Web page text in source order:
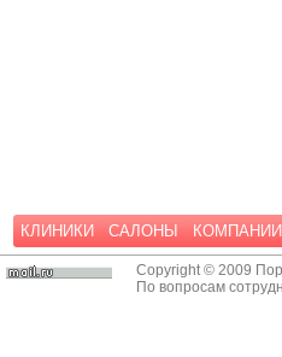
КЛИНИКИ САЛОНЫ КОМПАНИИ
Copyright © 2009
По вопросам